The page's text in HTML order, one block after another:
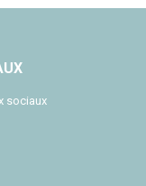
sociaux